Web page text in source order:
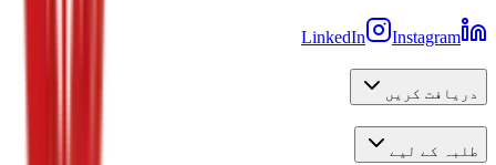
LinkedIn Instagram
دریافت کریں
طلبہ کے لیے